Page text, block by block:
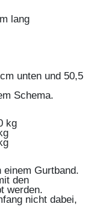
lang
unten und 50,5
Schema.
kg
einem Gurtband.
den
werden.
nicht dabei,